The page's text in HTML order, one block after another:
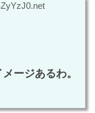
ージあるわ。